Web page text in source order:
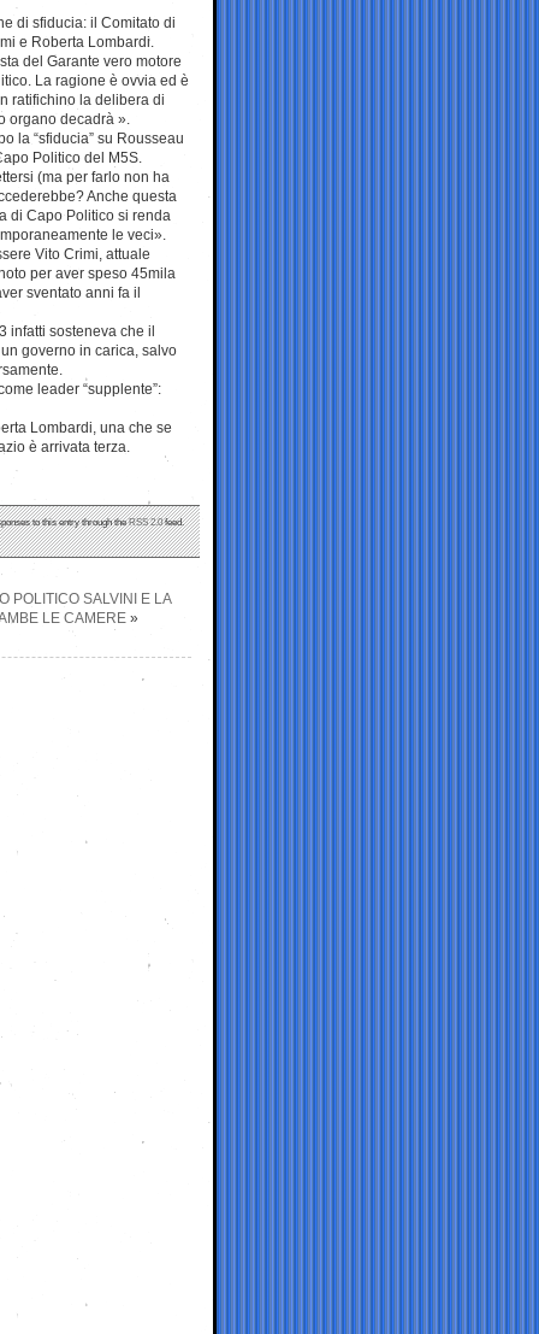
di sfiducia: il Comitato di
e Roberta Lombardi.
del Garante vero motore
La ragione è ovvia ed è
ratifichino la delibera di
organo decadrà ».
la “sfiducia” su Rousseau
Politico del M5S.
(ma per farlo non ha
Anche questa
di Capo Politico si renda
le veci».
Vito Crimi, attuale
per aver speso 45mila
sventato anni fa il
infatti sosteneva che il
governo in carica, salvo
leader “supplente”:
Lombardi, una che se
è arrivata terza.
to this entry through theRSS 2.0feed.
POLITICO SALVINI E LA
LE CAMERE»